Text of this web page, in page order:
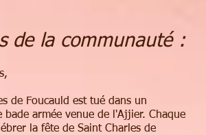
de la communauté :
de Foucauld est tué dans un
armée venue de l'Ajjier. Chaque
la fête de Saint Charles de